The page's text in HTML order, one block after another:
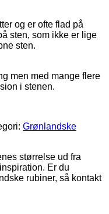
og er ofte flad på
sten, som ikke er lige
sten.
men med mange flere
i stenen.
Grønlandske
størrelse ud fra
Er du
rubiner, så kontakt